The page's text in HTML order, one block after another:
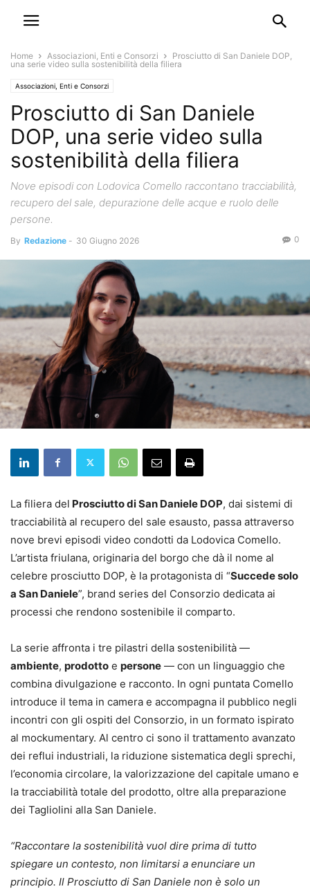
Home Associazioni, Enti e Consorzi
Prosciutto di San Daniele DOP,
una serie video sulla sostenibilità della filiera
Associazioni, Enti e Consorzi
Prosciutto di San Daniele
DOP, una serie video sulla
sostenibilità della filiera
Nove episodi con Lodovica Comello raccontano tracciabilità,
recupero del sale, depurazione delle acque e ruolo delle
persone.
By Redazione - 30 Giugno 2026 0
La filiera del Prosciutto di San Daniele DOP, dai sistemi di
tracciabilità al recupero del sale esausto, passa attraverso
nove brevi episodi video condotti da Lodovica Comello.
L’artista friulana, originaria del borgo che dà il nome al
celebre prosciutto DOP, è la protagonista di “Succede solo
a San Daniele”, brand series del Consorzio dedicata ai
processi che rendono sostenibile il comparto.
La serie affronta i tre pilastri della sostenibilità —
ambiente, prodotto e persone — con un linguaggio che
combina divulgazione e racconto. In ogni puntata Comello
introduce il tema in camera e accompagna il pubblico negli
incontri con gli ospiti del Consorzio, in un formato ispirato
al mockumentary. Al centro ci sono il trattamento avanzato
dei reflui industriali, la riduzione sistematica degli sprechi,
l’economia circolare, la valorizzazione del capitale umano e
la tracciabilità totale del prodotto, oltre alla preparazione
dei Tagliolini alla San Daniele.
“Raccontare la sostenibilità vuol dire prima di tutto
spiegare un contesto, non limitarsi a enunciare un
principio. Il Prosciutto di San Daniele non è solo un